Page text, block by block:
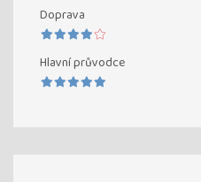
Doprava
Hlavní průvodce